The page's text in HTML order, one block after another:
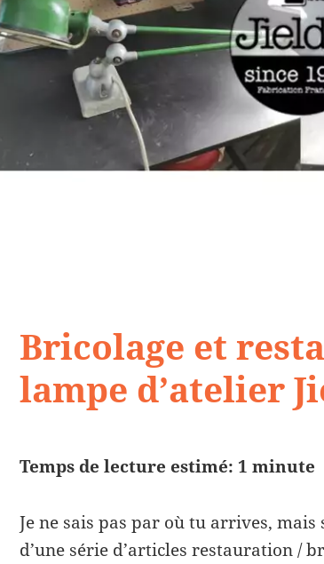
Bricolage et
lampe d’atelier
Temps de lecture estimé: 1 minute
Je ne sais pas par où tu arrives,
d’une série d’articles restauration /